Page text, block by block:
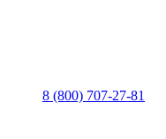
8 (800) 707-27-81